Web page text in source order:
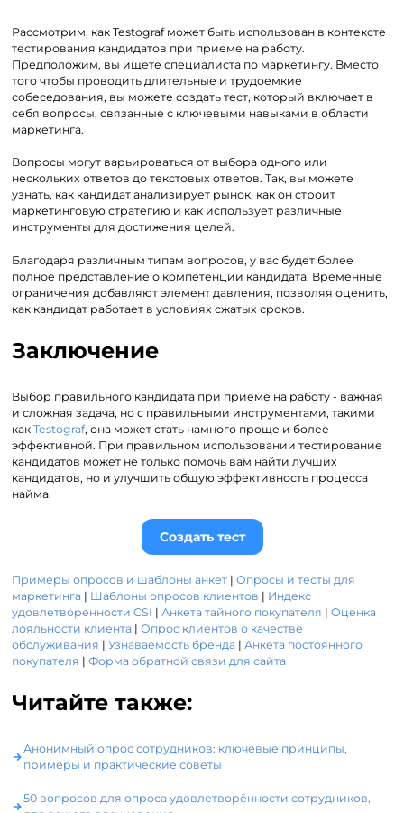
Рассмотрим, как Testograf может быть использован в контексте
тестирования кандидатов при приеме на работу.
Предположим, вы ищете специалиста по маркетингу. Вместо
того чтобы проводить длительные и трудоемкие
собеседования, вы можете создать тест, который включает в
себя вопросы, связанные с ключевыми навыками в области
маркетинга.
Вопросы могут варьироваться от выбора одного или
нескольких ответов до текстовых ответов. Так, вы можете
узнать, как кандидат анализирует рынок, как он строит
маркетинговую стратегию и как использует различные
инструменты для достижения целей.
Благодаря различным типам вопросов, у вас будет более
полное представление о компетенции кандидата. Временные
ограничения добавляют элемент давления, позволяя оценить,
как кандидат работает в условиях сжатых сроков.
Заключение
Выбор правильного кандидата при приеме на работу - важная
и сложная задача, но с правильными инструментами, такими
какTestograf, она может стать намного проще и более
эффективной. При правильном использовании тестирование
кандидатов может не только помочь вам найти лучших
кандидатов, но и улучшить общую эффективность процесса
найма.
Создать тест
Примеры опросов и шаблоны анкет |Опросы и тесты для
маркетинга | Шаблоны опросов клиентов | Индекс
удовлетворенности CSI |Анкета тайного покупателя |Оценка
лояльности клиента |Опрос клиентов о качестве
обслуживания |Узнаваемость бренда |Анкета постоянного
покупателя |Форма обратной связи для сайта
Читайте также:
Анонимный опрос сотрудников: ключевые принципы,
примеры и практические советы
50 вопросов для опроса удовлетворённости сотрудников,